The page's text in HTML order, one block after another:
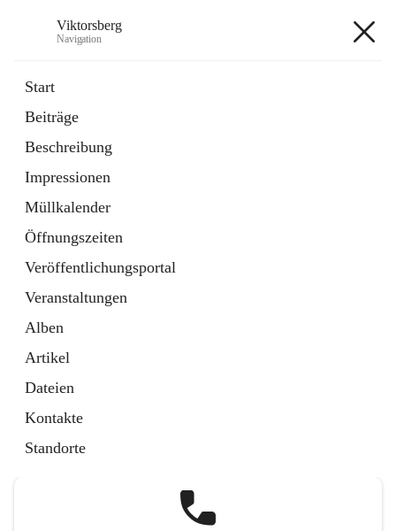
Viktorsberg
Navigation
Start
Beiträge
Beschreibung
Impressionen
Müllkalender
Öffnungszeiten
Veröffentlichungsportal
Veranstaltungen
Alben
Artikel
Dateien
Kontakte
Standorte
1 Schnellzugriff
Bürgerservice
10 Schnellzugriffe